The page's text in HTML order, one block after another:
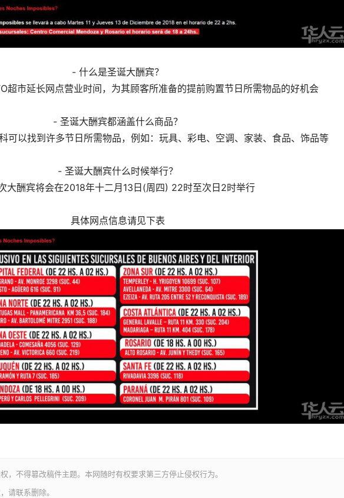
- 什么是圣诞大酬宾？
超市延长网点营业时间，为其顾客所准备的提前购置节日所需物品的好机会
- 圣诞大酬宾都涵盖什么商品？
可以找到许多节日所需物品，例如：玩具、彩电、空调、家装、食品、饰品等
- 圣诞大酬宾什么时候举行？
大酬宾将会在2018年十二月13日(周四) 22时至次日2时举行
具体网点信息请见下表
，不得篡改稿件主题。本网随时有权要求第三方停止侵权行为。
请联系删除。